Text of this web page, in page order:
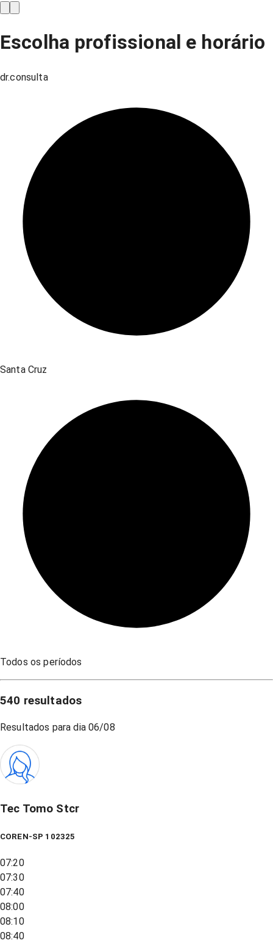
Escolha profissional e horário
dr.consulta
Santa Cruz
Todos os períodos
540 resultados
Resultados para dia 06/08
Tec Tomo Stcr
COREN-SP 102325
07:20
07:30
07:40
08:00
08:10
08:40